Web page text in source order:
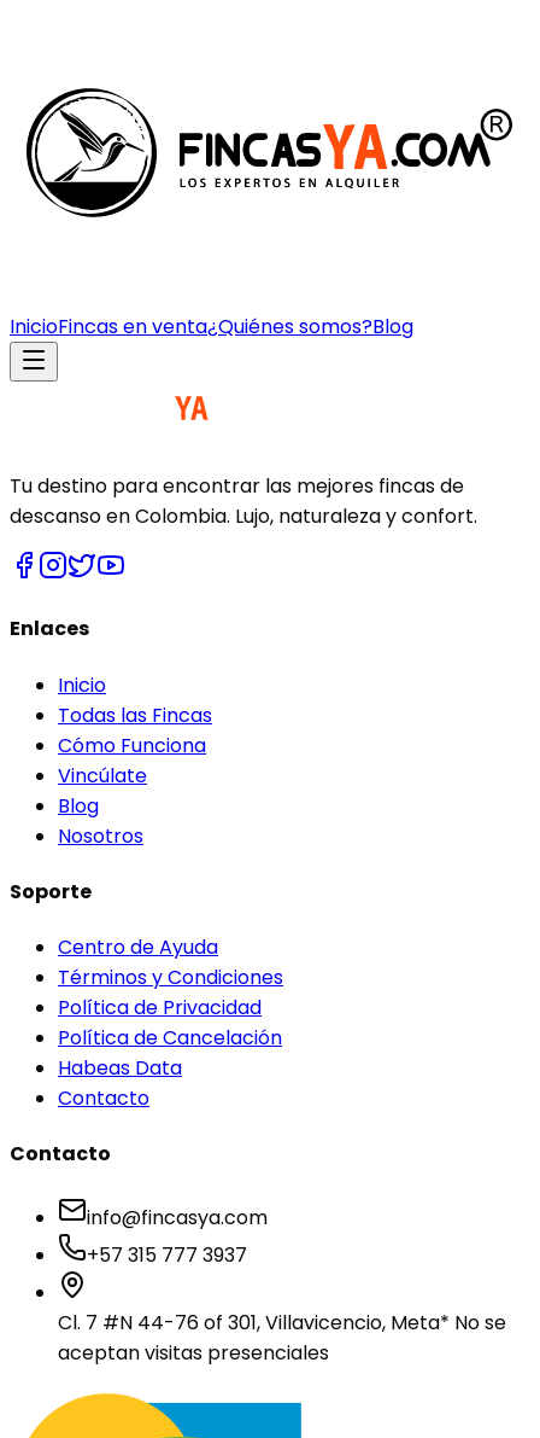
InicioFincas en venta¿Quiénes somos?Blog
Tu destino para encontrar las mejores fincas de
descanso en Colombia. Lujo, naturaleza y confort.
Enlaces
Inicio
Todas las Fincas
Cómo Funciona
Vincúlate
Blog
Nosotros
Soporte
Centro de Ayuda
Términos y Condiciones
Política de Privacidad
Política de Cancelación
Habeas Data
Contacto
Contacto
info@fincasya.com
+57 315 777 3937
Cl. 7 #N 44-76 of 301, Villavicencio, Meta* No se
aceptan visitas presenciales